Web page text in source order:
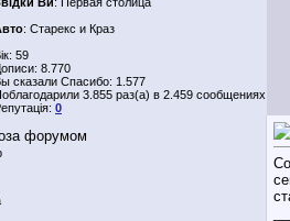
: Старекс и Краз
59
8.770
сказали Спасибо: 1.577
3.855 раз(а) в 2.459 сообщениях
0